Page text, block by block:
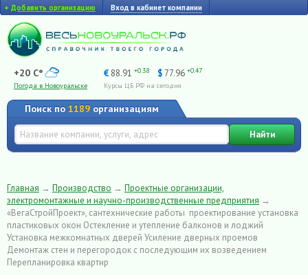
+ Добавить организацию Вход в кабинет компании
+20 C°
Погода в Новоуральске
€ 88.91 +0.38 $ 77.96 +0.47
Курсы ЦБ РФ на сегодня
Поиск по 1189 организациям
Найти
Главная → Производство → Проектные организации,
электромонтажные и научно-производственные предприятия →
«ВегаСтройПроект», сантехнические работы проектирование установка
пластиковых окон Остекление и утепление балконов и лоджий
Установка межкомнатных дверей Усиление дверных проемов
Демонтаж стен и перегородок с последующим их возведением
Перепланировка квартир